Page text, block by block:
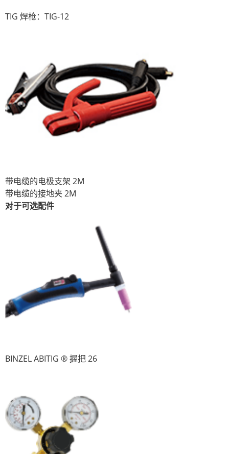
TIG 焊枪：TIG-12
带电缆的电极支架 2M
带电缆的接地夹 2M
对于可选配件
BINZEL ABITIG ® 握把 26